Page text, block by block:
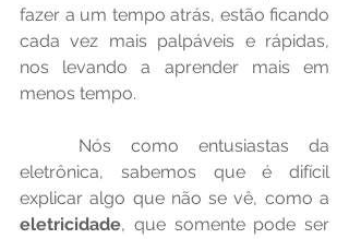
fazer a um tempo atrás, estão ficando
cada vez mais palpáveis e rápidas,
nos levando a aprender mais em
menos tempo.
eletrônica, sabemos que é difícil
eletricidade, que somente pode ser